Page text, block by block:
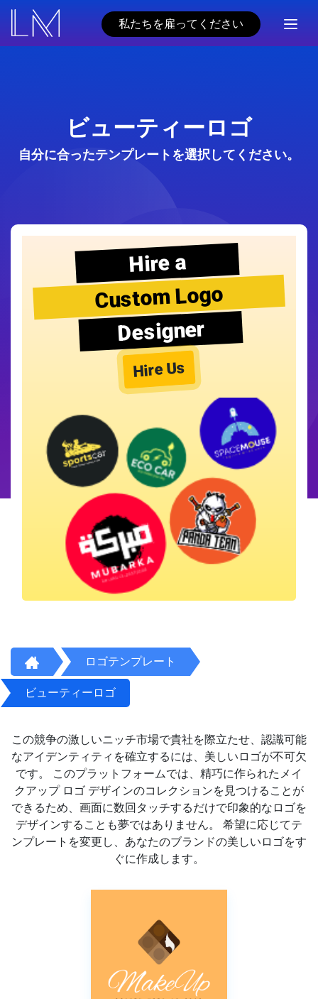
私たちを雇ってください
ビューティーロゴ
自分に合ったテンプレートを選択してください。
Hire a
Custom Logo
Designer
Hire Us
ロゴテンプレート
ビューティーロゴ
この競争の激しいニッチ市場で貴社を際立たせ、認識可能
なアイデンティティを確立するには、美しいロゴが不可欠
です。 このプラットフォームでは、精巧に作られたメイ
クアップ ロゴ デザインのコレクションを見つけることが
できるため、画面に数回タッチするだけで印象的なロゴを
デザインすることも夢ではありません。 希望に応じてテ
ンプレートを変更し、あなたのブランドの美しいロゴをす
ぐに作成します。